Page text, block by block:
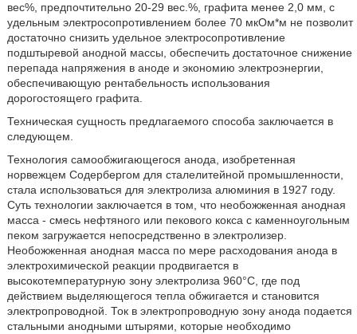
вес%, предпочтительно 20-29 вес.%, графита менее 2,0 мм, с
удельным электросопротивлением более 70 мкОм*м не позволит
достаточно снизить удельное электросопротивление
подштыревой анодной массы, обеспечить достаточное снижение
перепада напряжения в аноде и экономию электроэнергии,
обеспечивающую рентабельность использования
дорогостоящего графита.
Техническая сущность предлагаемого способа заключается в
следующем.
Технология самообжигающегося анода, изобретенная
норвежцем Содербергом для сталелитейной промышленности,
стала использоваться для электролиза алюминия в 1927 году.
Суть технологии заключается в том, что необожженная анодная
масса - смесь нефтяного или пекового кокса с каменноугольным
пеком загружается непосредственно в электролизер.
Необожженная анодная масса по мере расходования анода в
электрохимической реакции продвигается в
высокотемпературную зону электролиза 960°С, где под
действием выделяющегося тепла обжигается и становится
электропроводной. Ток в электропроводную зону анода подается
стальными анодными штырями, которые необходимо